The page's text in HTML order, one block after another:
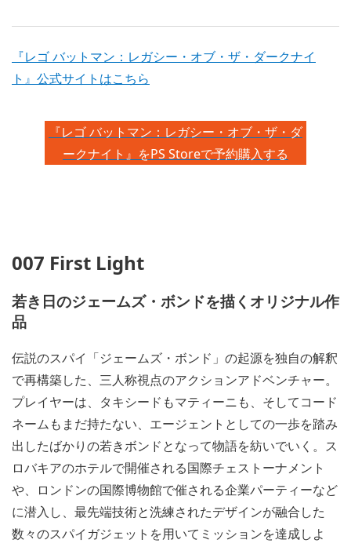
『レゴ バットマン：レガシー・オブ・ザ・ダークナイ
ト』公式サイトはこちら
『レゴ バットマン：レガシー・オブ・ザ・ダ
ークナイト』をPS Storeで予約購入する
007 First Light
若き日のジェームズ・ボンドを描くオリジナル作
品
伝説のスパイ「ジェームズ・ボンド」の起源を独自の解釈
で再構築した、三人称視点のアクションアドベンチャー。
プレイヤーは、タキシードもマティーニも、そしてコード
ネームもまだ持たない、エージェントとしての一歩を踏み
出したばかりの若きボンドとなって物語を紡いでいく。ス
ロバキアのホテルで開催される国際チェストーナメント
や、ロンドンの国際博物館で催される企業パーティーなど
に潜入し、最先端技術と洗練されたデザインが融合した
数々のスパイガジェットを用いてミッションを達成しよ